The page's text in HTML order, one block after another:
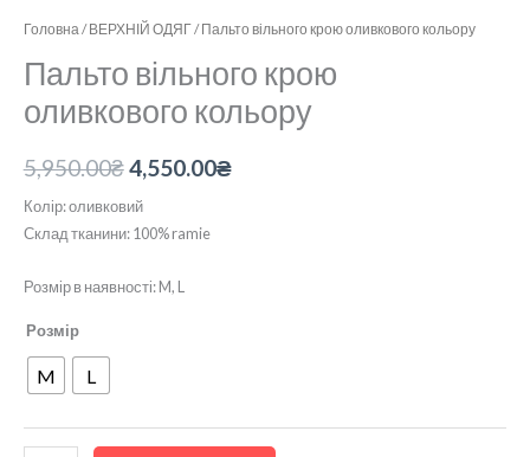
Головна /ВЕРХНІЙ ОДЯГ/ Пальто вільного крою оливкового кольору
Пальто вільного крою
оливкового кольору
5,950.00₴4,550.00₴
Колір: оливковий
Склад тканини: 100% ramie
Розмір в наявності: M, L
Розмір
M L